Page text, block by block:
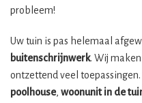
probleem!
Uw tuin is pas helemaal
buitenschrijnwerk. Wij maken
ontzettend veel
poolhouse, woonunit in de